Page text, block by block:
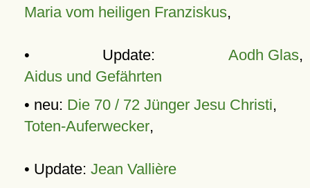
Maria vom heiligen Franziskus,
• Update: Aodh Glas,
Aidus und Gefährten
• neu: Die 70 / 72 Jünger Jesu Christi,
Toten-Auferwecker,
• Update: Jean Vallière